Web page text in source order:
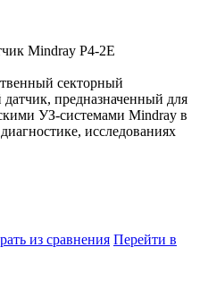
Mindray P4-2E
секторный
предназначенный для
УЗ-системами Mindray в
исследованиях
из сравнения Перейти в